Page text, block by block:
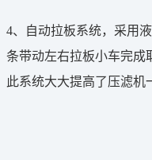
4、自动拉板系统，采用
条带动左右拉板小车完成
此系统大大提高了压滤机